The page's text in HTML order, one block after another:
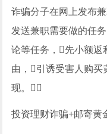
诈骗分子在网上发布
发送兼职需要做的任
论等任务，先小额返
由，引诱受害人购买
现。
投资理财诈骗+邮寄黄